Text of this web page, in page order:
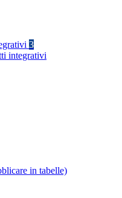
3
integrativi
in tabelle)